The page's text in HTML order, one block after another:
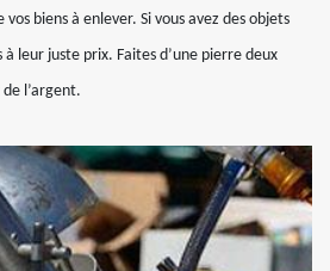
biens à enlever. Si vous avez des objets
à leur juste prix. Faites d’une pierre deux
l’argent.